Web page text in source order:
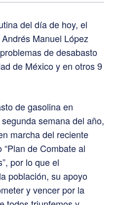
del día de hoy, el
Manuel López
de desabasto
de México y en otros 9
de gasolina en
semana del año,
marcha del reciente
de Combate al
por lo que el
población, su apoyo
y vencer por la